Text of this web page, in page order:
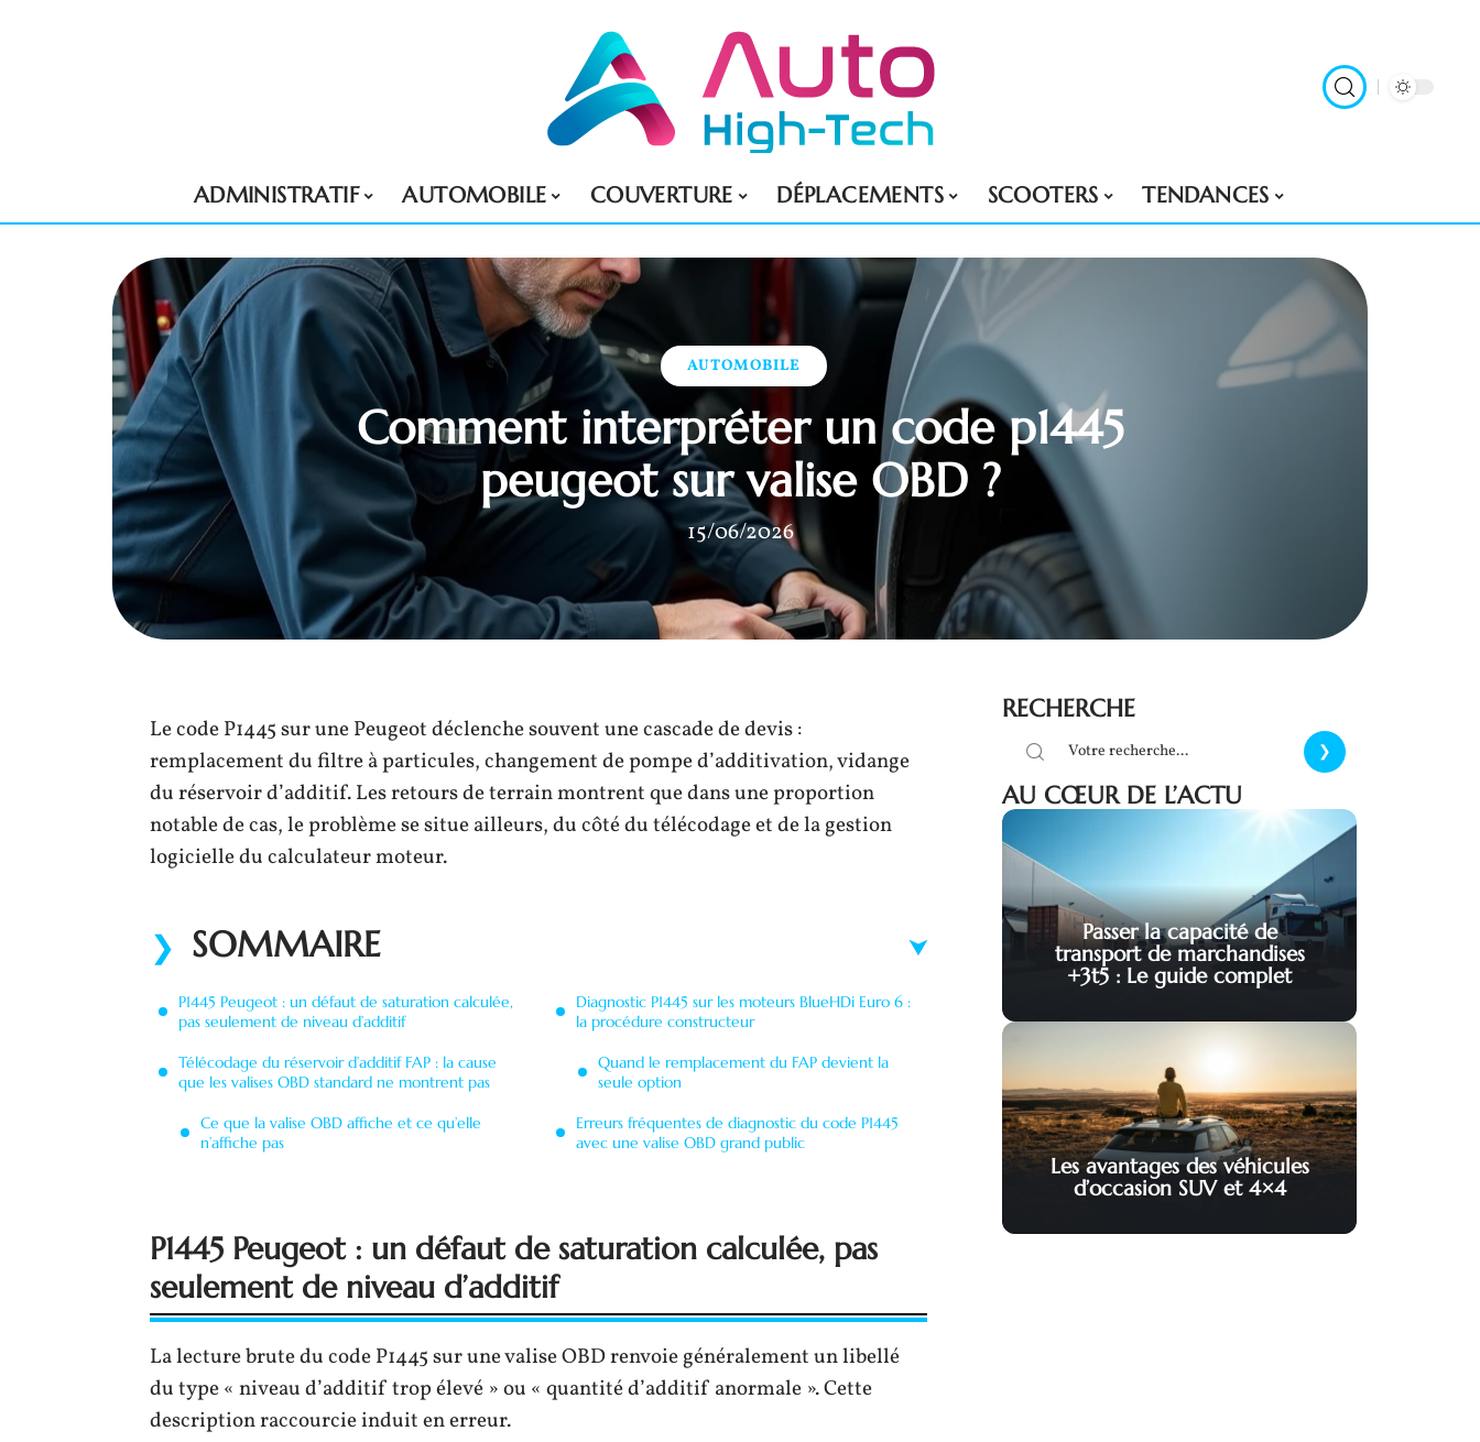
ADMINISTRATIF AUTOMOBILE COUVERTURE DÉPLACEMENTS SCOOTERS TENDANCES
AUTOMOBILE
Comment interpréter un code p1445
peugeot sur valise OBD ?
15/06/2026
Le code P1445 sur une Peugeot déclenche souvent une cascade de devis :
remplacement du filtre à particules, changement de pompe d’additivation, vidange
du réservoir d’additif. Les retours de terrain montrent que dans une proportion
notable de cas, le problème se situe ailleurs, du côté du télécodage et de la gestion
logicielle du calculateur moteur.
SOMMAIRE
P1445 Peugeot : un défaut de saturation calculée,
pas seulement de niveau d’additif
Télécodage du réservoir d’additif FAP : la cause
que les valises OBD standard ne montrent pas
Ce que la valise OBD affiche et ce qu’elle
n’affiche pas
Diagnostic P1445 sur les moteurs BlueHDi Euro 6 :
la procédure constructeur
Quand le remplacement du FAP devient la
seule option
Erreurs fréquentes de diagnostic du code P1445
avec une valise OBD grand public
P1445 Peugeot : un défaut de saturation calculée, pas
seulement de niveau d’additif
La lecture brute du code P1445 sur une valise OBD renvoie généralement un libellé
du type « niveau d’additif trop élevé » ou « quantité d’additif anormale ». Cette
description raccourcie induit en erreur.
RECHERCHE
AU CŒUR DE L’ACTU
Passer la capacité de
transport de marchandises
+3t5 : Le guide complet
Les avantages des véhicules
d’occasion SUV et 4×4